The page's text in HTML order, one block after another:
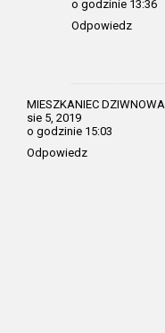
o godzinie 13:36
Odpowiedz
MIESZKANIEC DZIWNOWA
sie 5, 2019
o godzinie 15:03
Odpowiedz